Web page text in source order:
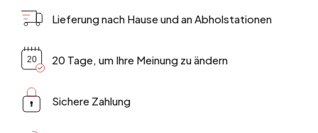
Lieferung nach Hause und an Abholstationen
20 Tage, um Ihre Meinung zu ändern
Sichere Zahlung